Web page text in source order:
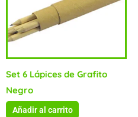
Set 6 Lápices de Grafito
Negro
Añadir al carrito